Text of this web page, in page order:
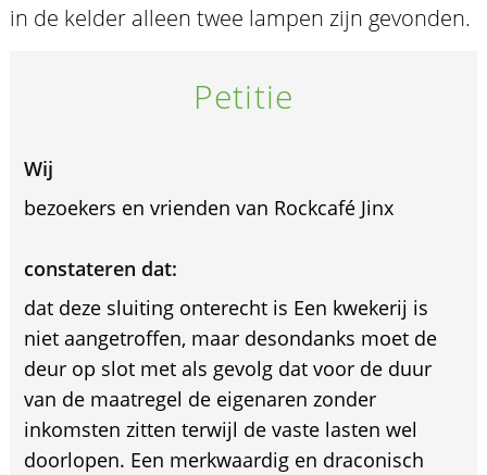
in de kelder alleen twee lampen zijn gevonden.
Petitie
Wij
bezoekers en vrienden van Rockcafé Jinx
constateren dat:
dat deze sluiting onterecht is Een kwekerij is
niet aangetroffen, maar desondanks moet de
deur op slot met als gevolg dat voor de duur
van de maatregel de eigenaren zonder
inkomsten zitten terwijl de vaste lasten wel
doorlopen. Een merkwaardig en draconisch